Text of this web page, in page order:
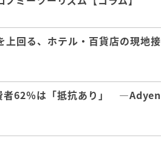
回る、ホテル・百貨店の現地接
者62％は「抵抗あり」 ―Adyen